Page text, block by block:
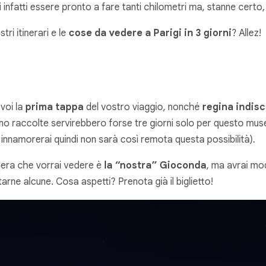
essere pronto a fare tanti chilometri ma, stanne certo,
itinerari e le cose da vedere a Parigi in 3 giorni? Allez!
la prima tappa del vostro viaggio, nonché regina
raccolte servirebbero forse tre giorni solo per questo
quindi non sarà così remota questa possibilità).
che vorrai vedere è la “nostra” Gioconda, ma avrai
alcune. Cosa aspetti? Prenota già il biglietto!